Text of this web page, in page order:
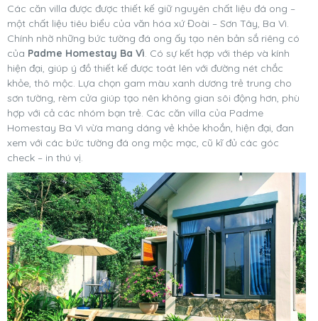
Các căn villa được được thiết kế giữ nguyên chất liệu đá ong –
một chất liệu tiêu biểu của văn hóa xứ Đoài – Sơn Tây, Ba Vì.
Chính nhờ những bức tường đá ong ấy tạo nên bản sắ riêng có
của Padme Homestay Ba Vì. Có sự kết hợp với thép và kính
hiện đại, giúp ý đồ thiết kế được toát lên với đường nét chắc
khỏe, thô mộc. Lựa chọn gam màu xanh dương trẻ trung cho
sơn tường, rèm cửa giúp tạo nên không gian sôi động hơn, phù
hợp với cả các nhóm bạn trẻ. Các căn villa của Padme
Homestay Ba Vì vừa mang dáng vẻ khỏe khoắn, hiện đại, đan
xem với các bức tường đá ong mộc mạc, cũ kĩ đủ các góc
check – in thú vị.